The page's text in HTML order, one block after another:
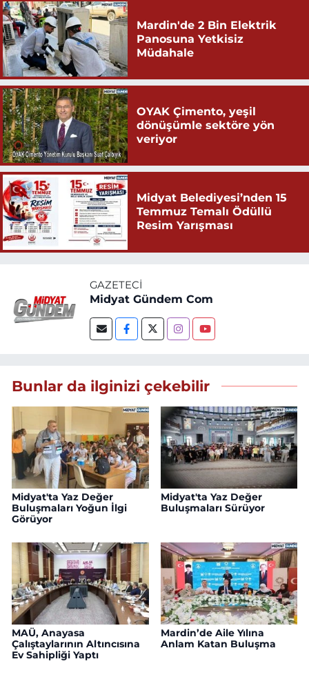
Mardin'de 2 Bin Elektrik
Panosuna Yetkisiz
Müdahale
OYAK Çimento, yeşil
dönüşümle sektöre yön
veriyor
Midyat Belediyesi’nden 15
Temmuz Temalı Ödüllü
Resim Yarışması
GAZETECI
Midyat Gündem Com
Bunlar da ilginizi çekebilir
Midyat'ta Yaz Değer
Buluşmaları Yoğun İlgi
Görüyor
Midyat'ta Yaz Değer
Buluşmaları Sürüyor
MAÜ, Anayasa
Çalıştaylarının Altıncısına
Ev Sahipliği Yaptı
Mardin’de Aile Yılına
Anlam Katan Buluşma